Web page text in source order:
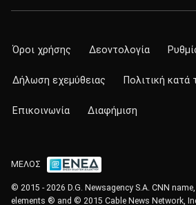
Όροι χρήσης Δεοντολογία
Δήλωση εχεμύθειας Πολιτική κατά
Επικοινωνία Διαφήμιση
ΜΕΛΟΣ
© 2015 - 2026 D.G. Newsagency S.A. CNN
elements ® and © 2015 Cable News Network,